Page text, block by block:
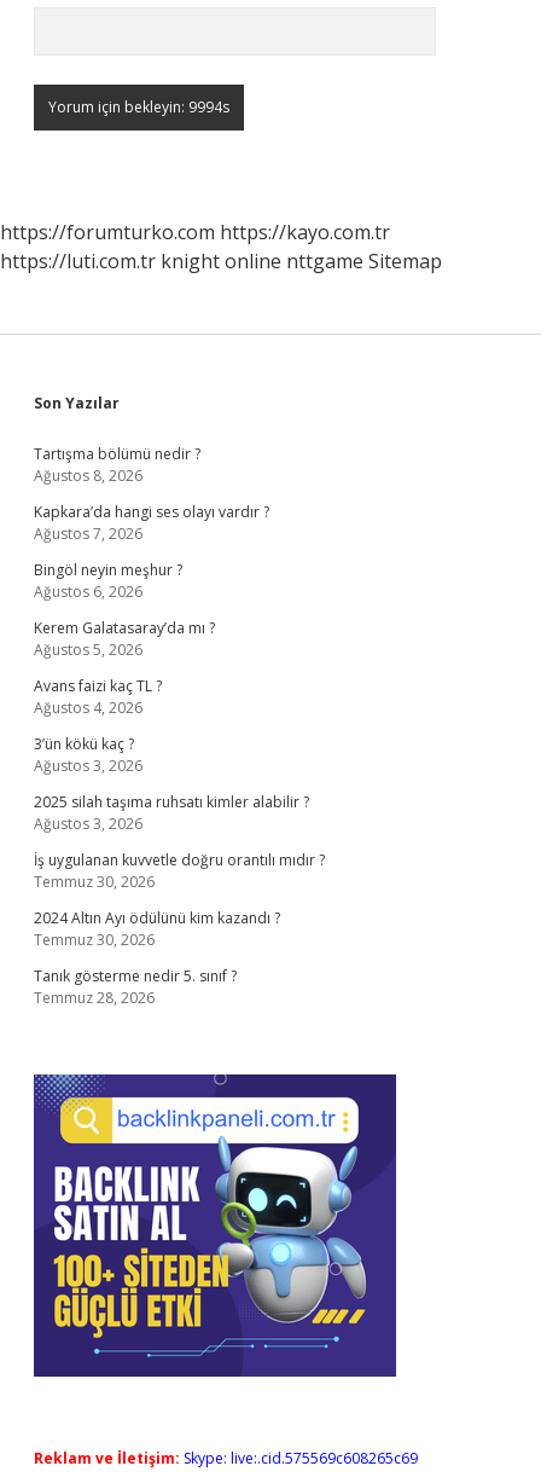
https://forumturko.com https://kayo.com.tr
https://luti.com.tr knight online nttgame Sitemap
Sidebar
Son Yazılar
Tartışma bölümü nedir ?
Ağustos 8, 2026
Kapkara’da hangi ses olayı vardır ?
Ağustos 7, 2026
Bingöl neyin meşhur ?
Ağustos 6, 2026
Kerem Galatasaray’da mı ?
Ağustos 5, 2026
Avans faizi kaç TL ?
Ağustos 4, 2026
3’ün kökü kaç ?
Ağustos 3, 2026
2025 silah taşıma ruhsatı kimler alabilir ?
Ağustos 3, 2026
İş uygulanan kuvvetle doğru orantılı mıdır ?
Temmuz 30, 2026
2024 Altın Ayı ödülünü kim kazandı ?
Temmuz 30, 2026
Tanık gösterme nedir 5. sınıf ?
Temmuz 28, 2026
Reklam ve İletişim: Skype: live:.cid.575569c608265c69